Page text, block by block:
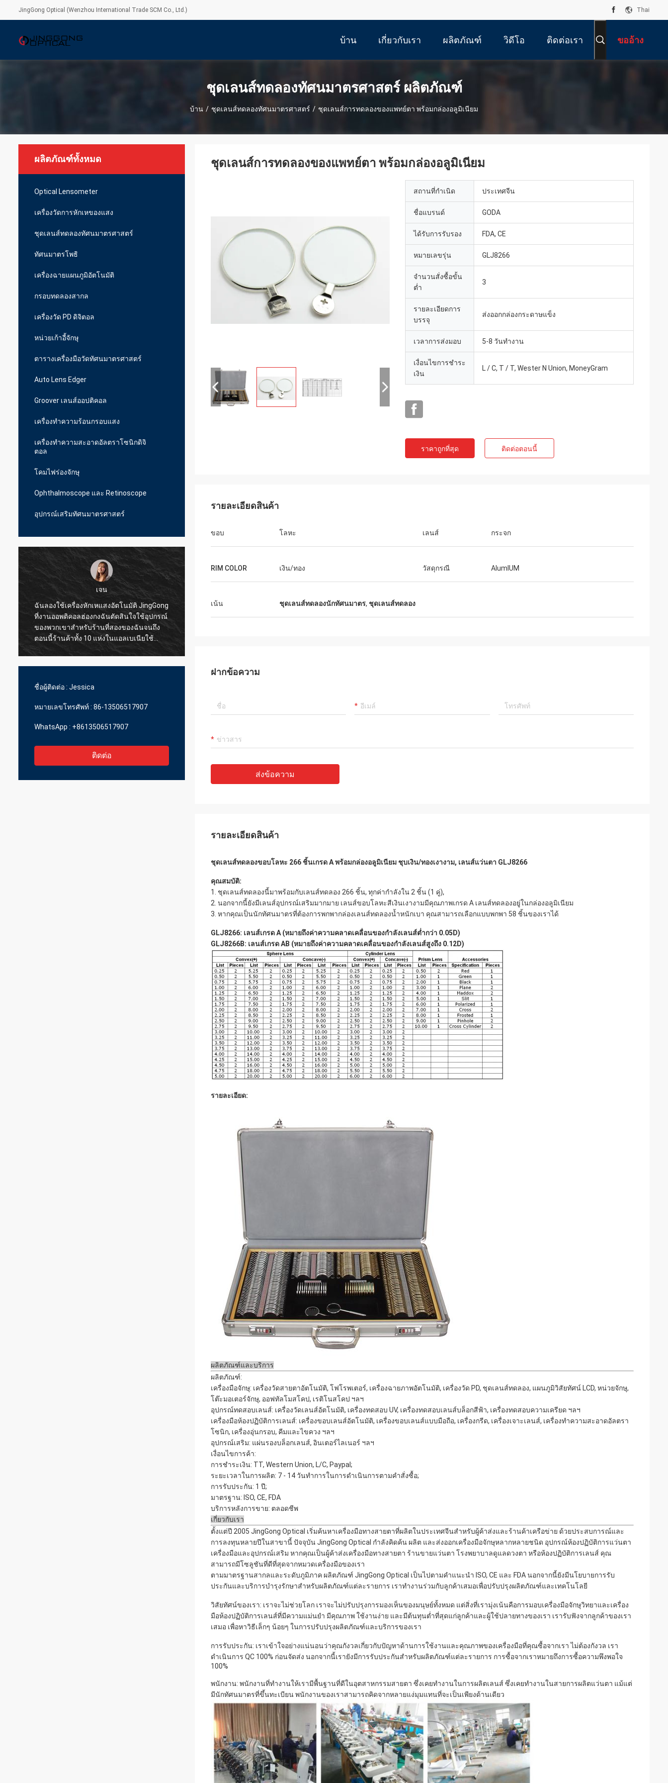
JingGong Optical (Wenzhou International Trade SCM Co., Ltd.) Thai
บ้าน เกี่ยวกับเรา ผลิตภัณฑ์ วิดีโอ ติดต่อเรา ขออ้าง
ชุดเลนส์ทดลองทัศนมาตรศาสตร์ ผลิตภัณฑ์
บ้าน / ชุดเลนส์ทดลองทัศนมาตรศาสตร์ / ชุดเลนส์การทดลองของแพทย์ตา พร้อมกล่องอลูมิเนียม
ผลิตภัณฑ์ทั้งหมด
Optical Lensometer
เครื่องวัดการหักเหของแสง
ชุดเลนส์ทดลองทัศนมาตรศาสตร์
ทัศนมาตรโพธิ
เครื่องฉายแผนภูมิอัตโนมัติ
กรอบทดลองสากล
เครื่องวัด PD ดิจิตอล
หน่วยเก้าอี้จักษุ
ตารางเครื่องมือวัดทัศนมาตรศาสตร์
Auto Lens Edger
Groover เลนส์ออปติคอล
เครื่องทำความร้อนกรอบแสง
เครื่องทำความสะอาดอัลตราโซนิกดิจิ
ตอล
โคมไฟร่องจักษุ
Ophthalmoscope และ Retinoscope
อุปกรณ์เสริมทัศนมาตรศาสตร์
เจน
ฉันลองใช้เครื่องหักเหแสงอัตโนมัติ JingGong
ที่งานออพติคอลฮ่องกงฉันตัดสินใจใช้อุปกรณ์
ของพวกเขาสำหรับร้านที่สองของฉันจนถึง
ตอนนี้ร้านค้าทั้ง 10 แห่งในแอลเบเนียใช้
JingGong Optical เท่านั้นแม้แต่ชิ้นส่วนเล็ก ๆ
ฉันลองใช้ซัพพลายเออร์มากกว่า 10 ราย
สำหรับธุรกิจอุปกรณ์เกี่ยวกับแสงของเรา แต่
โชคดีที่ได้พบกับทีม JingGong Optical ที่
MIDO ใน Milano ตอนนี้สินค้าทั้งหมดที่เรา
ชื่อผู้ติดต่อ : Jessica
หมายเลขโทรศัพท์ : 86-13506517907
WhatsApp : +8613506517907
ติดต่อ
ชุดเลนส์การทดลองของแพทย์ตา พร้อมกล่องอลูมิเนียม
สถานที่กำเนิด ประเทศจีน
ชื่อแบรนด์ GODA
ได้รับการรับรอง FDA, CE
หมายเลขรุ่น GLJ8266
จำนวนสั่งซื้อขั้น
ต่ำ
3
รายละเอียดการ
บรรจุ
ส่งออกกล่องกระดาษแข็ง
เวลาการส่งมอบ 5-8 วันทำงาน
เงื่อนไขการชำระ
เงิน
L / C, T / T, Wester N Union, MoneyGram
ราคาถูกที่สุด ติดต่อตอนนี้
รายละเอียดสินค้า
ขอบ โลหะ เลนส์ กระจก
RIM COLOR เงิน/ทอง วัสดุกรณี AlumIUM
เน้น ชุดเลนส์ทดลองนักทัศนมาตร, ชุดเลนส์ทดลอง
ฝากข้อความ
ส่งข้อความ
รายละเอียดสินค้า
ชุดเลนส์ทดลองขอบโลหะ 266 ชิ้นเกรด A พร้อมกล่องอลูมิเนียม ชุบเงิน/ทองเงางาม, เลนส์แว่นตา GLJ8266
คุณสมบัติ:
1. ชุดเลนส์ทดลองนี้มาพร้อมกับเลนส์ทดลอง 266 ชิ้น, ทุกค่ากำลังใน 2 ชิ้น (1 คู่),
2. นอกจากนี้ยังมีเลนส์อุปกรณ์เสริมมากมาย เลนส์ขอบโลหะสีเงินเงางามมีคุณภาพเกรด A เลนส์ทดลองอยู่ในกล่องอลูมิเนียม
3. หากคุณเป็นนักทัศนมาตรที่ต้องการพกพากล่องเลนส์ทดลองน้ำหนักเบา คุณสามารถเลือกแบบพกพา 58 ชิ้นของเราได้
GLJ8266: เลนส์เกรด A (หมายถึงค่าความคลาดเคลื่อนของกำลังเลนส์ต่ำกว่า 0.05D)
GLJ8266B: เลนส์เกรด AB (หมายถึงค่าความคลาดเคลื่อนของกำลังเลนส์สูงถึง 0.12D)
รายละเอียด:
ผลิตภัณฑ์และบริการ
ผลิตภัณฑ์:
เครื่องมือจักษุ: เครื่องวัดสายตาอัตโนมัติ, โฟโรพเตอร์, เครื่องฉายภาพอัตโนมัติ, เครื่องวัด PD, ชุดเลนส์ทดลอง, แผนภูมิวิสัยทัศน์ LCD, หน่วยจักษุ,
โต๊ะมอเตอร์จักษุ, ออฟทัลโมสโคป, เรติโนสโคป ฯลฯ
อุปกรณ์ทดสอบเลนส์: เครื่องวัดเลนส์อัตโนมัติ, เครื่องทดสอบ UV, เครื่องทดสอบเลนส์บล็อกสีฟ้า, เครื่องทดสอบความเครียด ฯลฯ
เครื่องมือห้องปฏิบัติการเลนส์: เครื่องขอบเลนส์อัตโนมัติ, เครื่องขอบเลนส์แบบมือถือ, เครื่องกรีด, เครื่องเจาะเลนส์, เครื่องทำความสะอาดอัลตรา
โซนิก, เครื่องอุ่นกรอบ, คีมและไขควง ฯลฯ
อุปกรณ์เสริม: แผ่นรองบล็อกเลนส์, อินเตอร์ไลเนอร์ ฯลฯ
เงื่อนไขการค้า:
การชำระเงิน: TT, Western Union, L/C, Paypal;
ระยะเวลาในการผลิต: 7 - 14 วันทำการในการดำเนินการตามคำสั่งซื้อ;
การรับประกัน: 1 ปี;
มาตรฐาน: ISO, CE, FDA
บริการหลังการขาย: ตลอดชีพ
เกี่ยวกับเรา
ตั้งแต่ปี 2005 JingGong Optical เริ่มค้นหาเครื่องมือทางสายตาที่ผลิตในประเทศจีนสำหรับผู้ค้าส่งและร้านค้าเครือข่าย ด้วยประสบการณ์และ
การลงทุนหลายปีในสาขานี้ ปัจจุบัน JingGong Optical กำลังคิดค้น ผลิต และส่งออกเครื่องมือจักษุหลากหลายชนิด อุปกรณ์ห้องปฏิบัติการแว่นตา
เครื่องมือและอุปกรณ์เสริม หากคุณเป็นผู้ค้าส่งเครื่องมือทางสายตา ร้านขายแว่นตา โรงพยาบาลดูแลดวงตา หรือห้องปฏิบัติการเลนส์ คุณ
สามารถมีโซลูชันที่ดีที่สุดจากหมวดเครื่องมือของเรา
ตามมาตรฐานสากลและระดับภูมิภาค ผลิตภัณฑ์ JingGong Optical เป็นไปตามคำแนะนำ ISO, CE และ FDA นอกจากนี้ยังมีนโยบายการรับ
ประกันและบริการบำรุงรักษาสำหรับผลิตภัณฑ์แต่ละรายการ เราทำงานร่วมกับลูกค้าเสมอเพื่อปรับปรุงผลิตภัณฑ์และเทคโนโลยี
วิสัยทัศน์ของเรา: เราจะไม่ช่วยโลก เราจะไม่ปรับปรุงการมองเห็นของมนุษย์ทั้งหมด แต่สิ่งที่เรามุ่งเน้นคือการมอบเครื่องมือจักษุวิทยาและเครื่อง
มือห้องปฏิบัติการเลนส์ที่มีความแม่นยำ มีคุณภาพ ใช้งานง่าย และมีต้นทุนต่ำที่สุดแก่ลูกค้าและผู้ใช้ปลายทางของเรา เรารับฟังจากลูกค้าของเรา
เสมอ เพื่อหาวิธีเล็กๆ น้อยๆ ในการปรับปรุงผลิตภัณฑ์และบริการของเรา
การรับประกัน: เราเข้าใจอย่างแน่นอนว่าคุณกังวลเกี่ยวกับปัญหาด้านการใช้งานและคุณภาพของเครื่องมือที่คุณซื้อจากเรา ไม่ต้องกังวล เรา
ดำเนินการ QC 100% ก่อนจัดส่ง นอกจากนี้เรายังมีการรับประกันสำหรับผลิตภัณฑ์แต่ละรายการ การซื้อจากเราหมายถึงการซื้อความพึงพอใจ
100%
พนักงาน: พนักงานที่ทำงานให้เรามีพื้นฐานที่ดีในอุตสาหกรรมสายตา ซึ่งเคยทำงานในการผลิตเลนส์ ซึ่งเคยทำงานในสายการผลิตแว่นตา แม้แต่
มีนักทัศนมาตรที่ขึ้นทะเบียน พนักงานของเราสามารถคิดจากหลายแง่มุมแทนที่จะเป็นเพียงด้านเดียว